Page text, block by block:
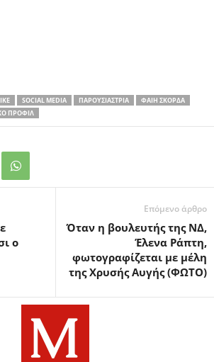
SOCIAL MEDIA ΠΑΡΟΥΣΙΆΣΤΡΙΑ
ΦΑΊΗ ΣΚΟΡΔΆ
ΠΡΟΦΊΛ
ο
Επόμενο άρθρο
Όταν η βουλευτής της ΝΔ,
Έλενα Ράπτη,
φωτογραφίζεται με μέλη
της Χρυσής Αυγής (ΦΩΤΟ)